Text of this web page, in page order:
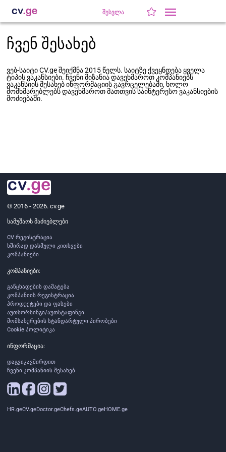
შესვლა
ჩვენ შესახებ
ვებ-საიტი CV.ge შეიქმნა 2015 წელს. საიტზე ქვეყნდება ყველა
ტიპის ვაკანსიები. ჩვენი მიზანია დავეხმაროთ კომპანიებს
ვაკანსიის შესახებ ინფორმაციის გავრცელებაში, ხოლო
მომხმარებლებს დავეხმაროთ მათთვის საინტერესო ვაკანსიების
მოძიებაში.
© 2016 - 2026. cv.ge
სამუშაოს მაძიებლები
CV რეგისტრაცია
ხშირად დასმული კითხვები
კომპანიები
კომპანიები:
განცხადების დამატება
კომპანიის რეგისტრაცია
პროდუქტები და ფასები
აუთსორსინგი/აუთსტაფინგი
მომსახურების სტანდარტული პირობები
Cookie პოლიტიკა
ინფორმაცია:
დაგვიკავშირდით
ჩვენი კომპანიის შესახებ
HR.geCV.geDoctor.geChefs.geAUTO.geHOME.ge